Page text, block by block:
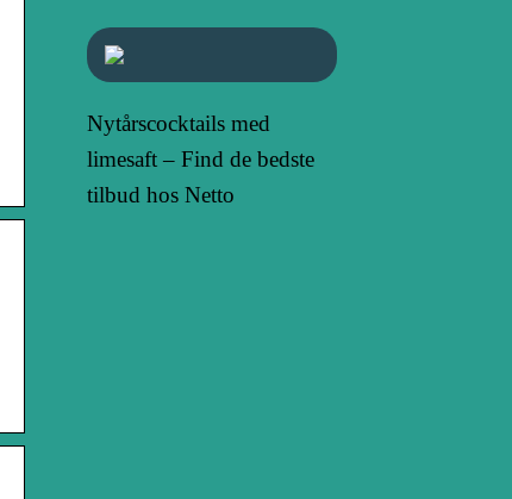
Nytårscocktails med
limesaft – Find de bedste
tilbud hos Netto